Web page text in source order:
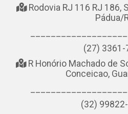
Rodovia RJ 116 RJ 186,
Pádua/
(27) 3361-
R Honório Machado de
Conceicao,
(32)